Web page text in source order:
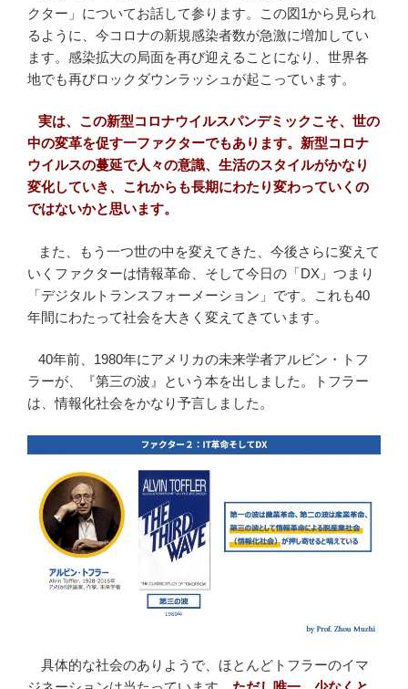
クター」についてお話して参ります。この図1から見られ
るように、今コロナの新規感染者数が急激に増加してい
ます。感染拡大の局面を再び迎えることになり、世界各
地でも再びロックダウンラッシュが起こっています。
実は、この新型コロナウイルスパンデミックこそ、世の
中の変革を促す一ファクターでもあります。新型コロナ
ウイルスの蔓延で人々の意識、生活のスタイルがかなり
変化していき、これからも長期にわたり変わっていくの
ではないかと思います。
また、もう一つ世の中を変えてきた、今後さらに変えて
いくファクターは情報革命、そして今日の「DX」つまり
「デジタルトランスフォーメーション」です。これも40
年間にわたって社会を大きく変えてきています。
40年前、1980年にアメリカの未来学者アルビン・トフ
ラーが、『第三の波』という本を出しました。トフラー
は、情報化社会をかなり予言しました。
具体的な社会のありようで、ほとんどトフラーのイマ